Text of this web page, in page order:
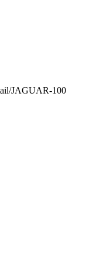
JAGUAR-100